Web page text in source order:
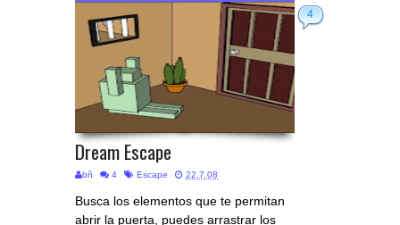
4
Dream Escape
bñ 4 Escape 22.7.08
Busca los elementos que te permitan
abrir la puerta, puedes arrastrar los